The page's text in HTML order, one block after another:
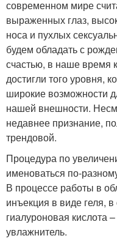
современном мире
выраженных глаз,
носа и пухлых
будем обладать с
счастью, в наше время
достигли того уровня,
широкие возможности
нашей внешности.
недавнее признание,
трендовой.
Процедура по
именоваться по-
В процессе работы в
инъекция в виде геля, в
гиалуроновая кислота
увлажнитель.